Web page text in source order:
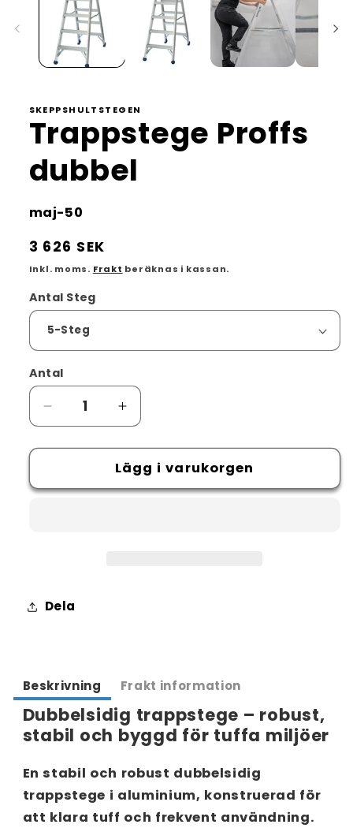
SKEPPSHULTSTEGEN
Trappstege Proffs
dubbel
Lagerhållningsenhet:
maj-50
Ordinarie
pris
3 626 SEK
Inkl. moms. Frakt beräknas i kassan.
Antal Steg
Antal
Minska
kvantitet
för
Trappstege
Proffs
Öka
kvantitet
för
Trappstege
Proffs
Lägg i varukorgen
Dela
Beskrivning Frakt information
Dubbelsidig trappstege – robust,
stabil och byggd för tuffa miljöer
Enstabil och robust dubbelsidig
trappstege i aluminium, konstruerad för
att klara tuff och frekvent användning.